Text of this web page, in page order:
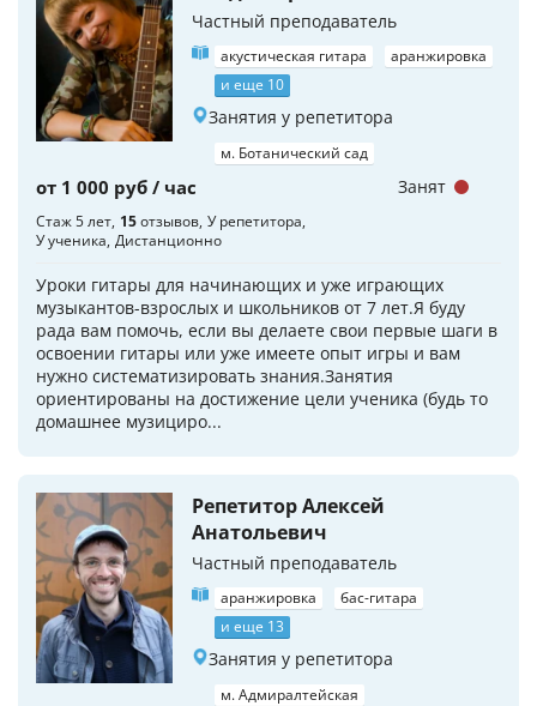
Частный преподаватель
акустическая гитара
аранжировка
и еще 10
Занятия у репетитора
м. Ботанический сад
от 1 000 руб / час
Стаж 5 лет 15отзывов У репетитора
У ученика Дистанционно
Уроки гитары для начинающих и уже играющих
музыкантов-взрослых и школьников от 7 лет.Я буду
рада вам помочь, если вы делаете свои первые шаги в
освоении гитары или уже имеете опыт игры и вам
нужно систематизировать знания.Занятия
ориентированы на достижение цели ученика (будь то
домашнее музициро...
Занят
Репетитор Алексей
Анатольевич
Частный преподаватель
аранжировка
бас-гитара
и еще 13
Занятия у репетитора
м. Адмиралтейская